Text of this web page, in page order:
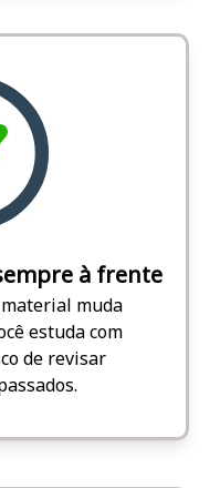
à frente
muda
estuda com
de revisar